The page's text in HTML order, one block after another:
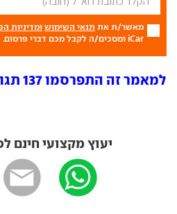
מאשר/ת את תנאי השימוש ומדיניות
iCar ומסכים/ה לקבל מכם דברי פרסום.
למאמר זה התפרסמו 137 תגובות
יעוץ מקצועי חינם